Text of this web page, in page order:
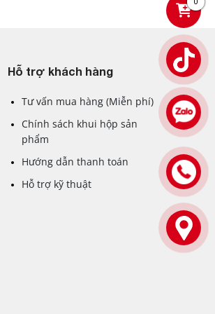
Hỗ trợ khách hàng
Tư vấn mua hàng (Miễn phí)
Chính sách khui hộp sản
phẩm
Hướng dẫn thanh toán
Hỗ trợ kỹ thuật